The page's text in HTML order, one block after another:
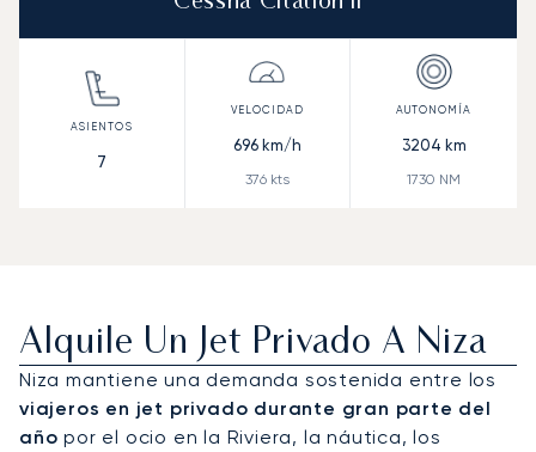
7
696km/h
376kts
3204 km
1730 NM
Alquile Un Jet Privado A Niza
Niza mantiene una demanda sostenida entre los
viajeros en jet privado durante gran parte del
año por el ocio en la Riviera, la náutica, los